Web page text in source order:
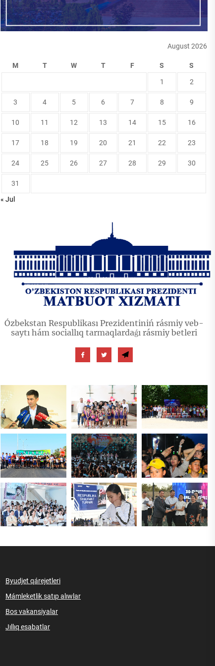
August 2026
M T W T F S S
1 2
3 4 5 6 7 8 9
10 11 12 13 14 15 16
17 18 19 20 21 22 23
24 25 26 27 28 29 30
31
« Jul
Ózbekstan Respublikası Prezidentiniń rásmiy veb-
saytı hám sociallıq tarmaqlardaǵı rásmiy betleri
Byudjet qárejetleri
Mámleketlik satıp alıwlar
Bos vakansiyalar
Jıllıq esabatlar